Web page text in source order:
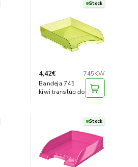
Stock
4,42€
745KW
Bandeja 745
kiwi translúcido
Stock